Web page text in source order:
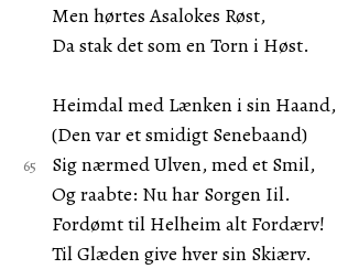
Men hørtes Asalokes Røst,
Da stak det som en Torn i Høst.
Heimdal med Lænken i sin Haand,
(Den var et smidigt Senebaand)
Sig nærmed Ulven, med et Smil,
Og raabte: Nu har Sorgen Iil.
Fordømt til Helheim alt Fordærv!
Til Glæden give hver sin Skiærv.